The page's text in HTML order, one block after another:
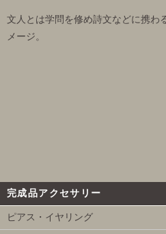
文人とは学問を修め詩文などに携わ
メージ。
完成品アクセサリー
ピアス・イヤリング